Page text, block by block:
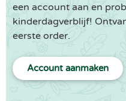
een account aan en
kinderdagverblijf!
eerste order.
Account aanmaken